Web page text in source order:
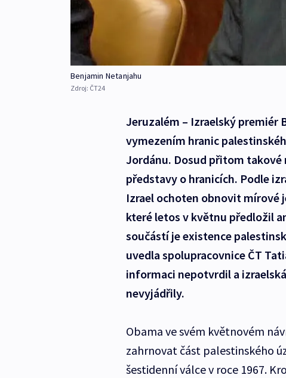
Benjamin Netanjahu
Zdroj: ČT24
Jeruzalém – Izraelský premiér
vymezením hranic
Jordánu. Dosud přitom
představy o hranicích. Podle
Izrael ochoten obnovit mírové
které letos v květnu předložil
součástí je existence
uvedla spolupracovnice ČT
informaci nepotvrdil a
nevyjádřily.
Obama ve svém květnovém
zahrnovat část palestinského
šestidenní válce v roce 1967.